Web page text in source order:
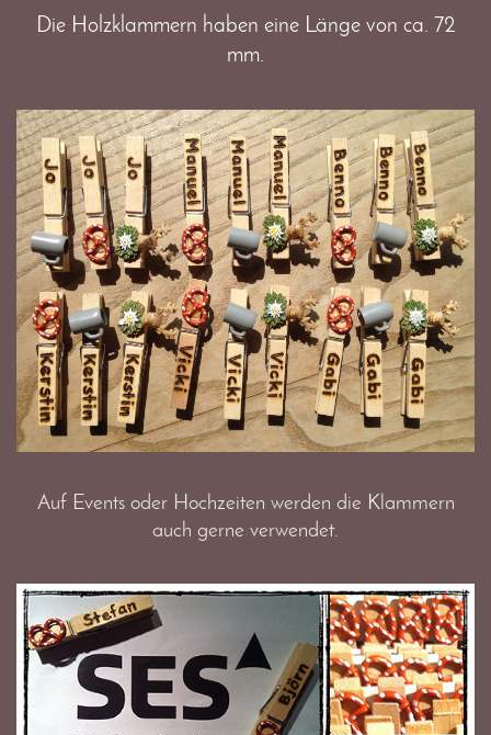
Die Holzklammern haben eine Länge von ca. 72
mm.
Auf Events oder Hochzeiten werden die Klammern
auch gerne verwendet.